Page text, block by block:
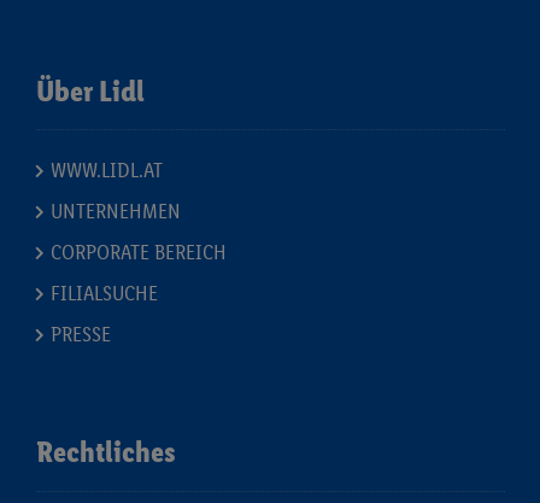
Über Lidl
WWW.LIDL.AT
UNTERNEHMEN
CORPORATE BEREICH
FILIALSUCHE
PRESSE
Rechtliches